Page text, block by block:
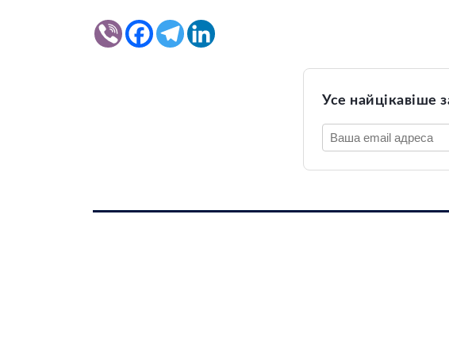
Усе найцікавіше